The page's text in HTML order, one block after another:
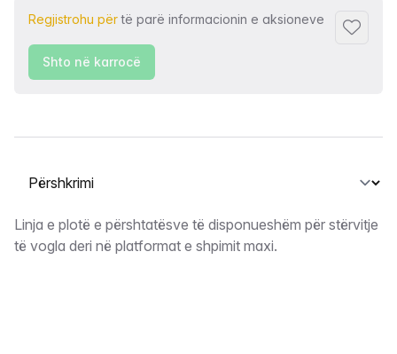
Regjistrohu përtë parë informacionin e aksioneve
Shto
Shto në karrocë
Zgjidh një skedë
Përshkrimi
Linja e plotë e përshtatësve të disponueshëm për stërvitje
të vogla deri në platformat e shpimit maxi.